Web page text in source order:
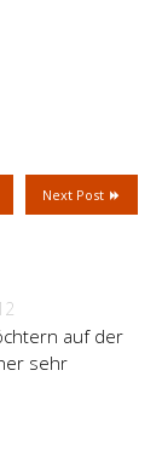
Next Post
auf der
sehr